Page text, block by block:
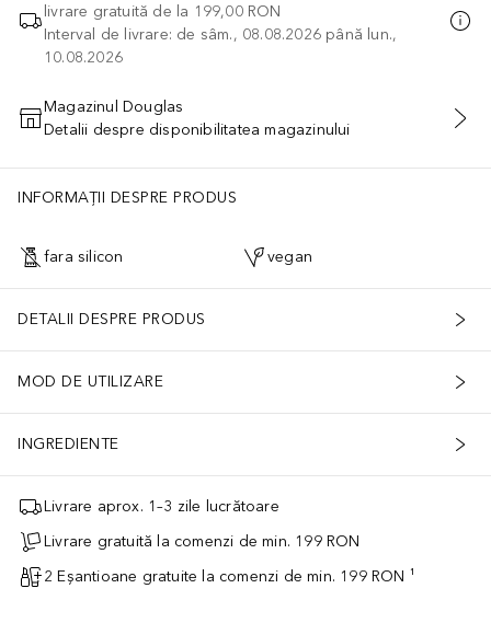
livrare gratuită de la 199,00 RON
Interval de livrare: de sâm., 08.08.2026 până lun.,
10.08.2026
ADĂUGAȚI ÎN COŞ
Magazinul Douglas
Detalii despre disponibilitatea magazinului
INFORMAȚII DESPRE PRODUS
fara silicon vegan
DETALII DESPRE PRODUS
MOD DE UTILIZARE
INGREDIENTE
Livrare aprox. 1–3 zile lucrătoare
Livrare gratuită la comenzi de min. 199 RON
2 Eșantioane gratuite la comenzi de min. 199 RON ¹